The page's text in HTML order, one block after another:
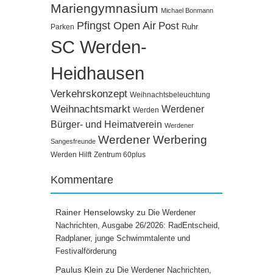
Mariengymnasium Michael Bonmann
Parken Pfingst Open Air Post Ruhr
SC Werden-
Heidhausen
Verkehrskonzept Weihnachtsbeleuchtung
Weihnachtsmarkt Werden Werdener
Bürger- und Heimatverein Werdener
Sangesfreunde Werdener Werbering
Werden Hilft Zentrum 60plus
Kommentare
Rainer Henselowsky zu Die Werdener
Nachrichten, Ausgabe 26/2026: RadEntscheid,
Radplaner, junge Schwimmtalente und
Festivalförderung
Paulus Klein zu Die Werdener Nachrichten,